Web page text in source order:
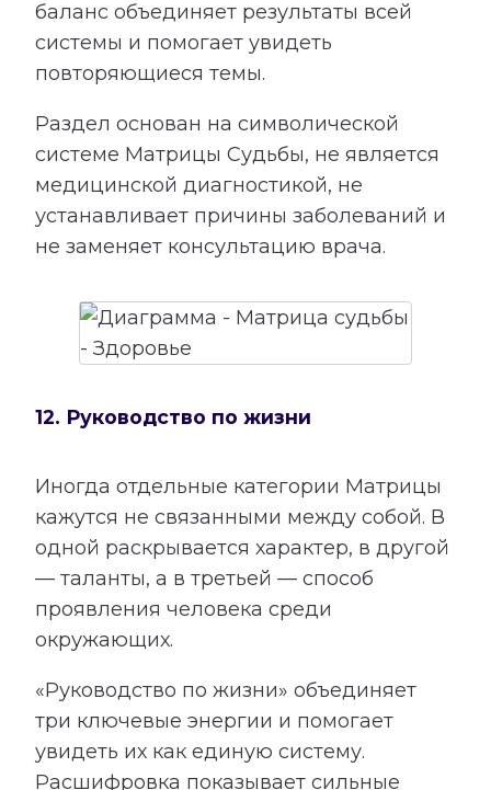
баланс объединяет результаты всей
системы и помогает увидеть
повторяющиеся темы.
Раздел основан на символической
системе Матрицы Судьбы, не является
медицинской диагностикой, не
устанавливает причины заболеваний и
не заменяет консультацию врача.
12. Руководство по жизни
Иногда отдельные категории Матрицы
кажутся не связанными между собой. В
одной раскрывается характер, в другой
— таланты, а в третьей — способ
проявления человека среди
окружающих.
«Руководство по жизни» объединяет
три ключевые энергии и помогает
увидеть их как единую систему.
Расшифровка показывает сильные